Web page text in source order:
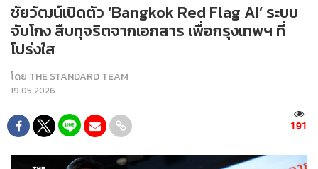
ชัยวัฒน์เปิดตัว ‘Bangkok Red Flag AI’ ระบบ
จับโกง สืบทุจริตจากเอกสาร เพื่อกรุงเทพฯ ที่
โปร่งใส
โดย THE STANDARD TEAM
19.05.2026
191